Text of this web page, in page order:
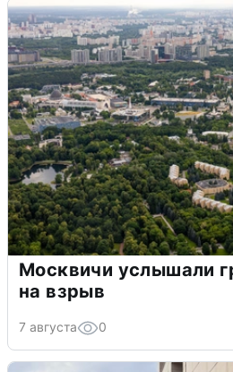
Москвичи услышали
на взрыв
7 августа 0